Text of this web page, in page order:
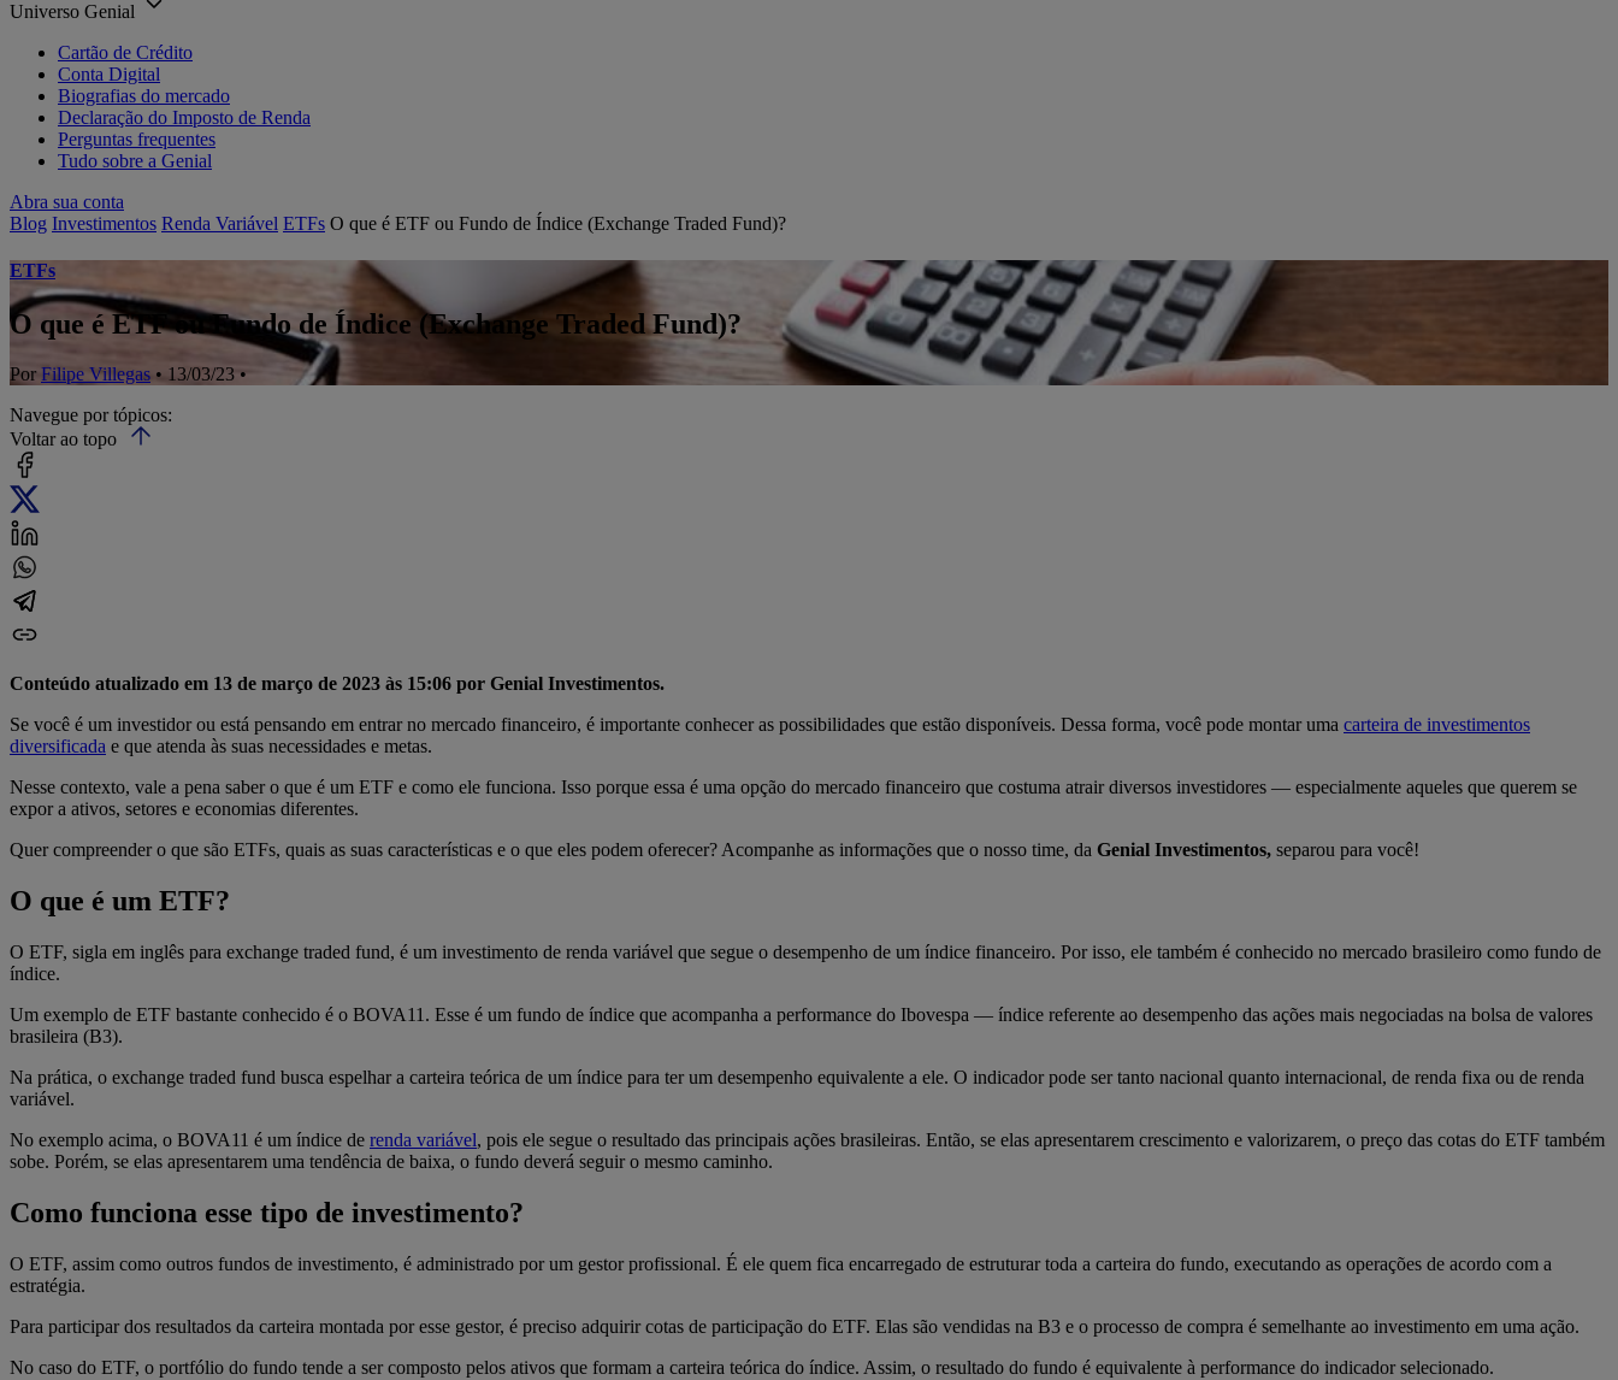
Universo Genial
Cartão de Crédito
Conta Digital
Biografias do mercado
Declaração do Imposto de Renda
Perguntas frequentes
Tudo sobre a Genial
Abra sua conta
Blog Investimentos Renda Variável ETFs O que é ETF ou Fundo de Índice (Exchange Traded Fund)?
ETFs
O que é ETF ou Fundo de Índice (Exchange Traded Fund)?
PorFilipe Villegas • 13/03/23 •
Navegue por tópicos:
Voltar ao topo
Conteúdo atualizado em 13 de março de 2023 às 15:06 por Genial Investimentos.
Se você é um investidor ou está pensando em entrar no mercado financeiro, é importante conhecer as possibilidades que estão disponíveis. Dessa forma, você pode montar uma carteira de investimentos
diversificada e que atenda às suas necessidades e metas.
Nesse contexto, vale a pena saber o que é um ETF e como ele funciona. Isso porque essa é uma opção do mercado financeiro que costuma atrair diversos investidores — especialmente aqueles que querem se
expor a ativos, setores e economias diferentes.
Quer compreender o que são ETFs, quais as suas características e o que eles podem oferecer? Acompanhe as informações que o nosso time, da Genial Investimentos, separou para você!
O que é um ETF?
O ETF, sigla em inglês para exchange traded fund, é um investimento de renda variável que segue o desempenho de um índice financeiro. Por isso, ele também é conhecido no mercado brasileiro como fundo de
índice.
Um exemplo de ETF bastante conhecido é o BOVA11. Esse é um fundo de índice que acompanha a performance do Ibovespa — índice referente ao desempenho das ações mais negociadas na bolsa de valores
brasileira (B3).
Na prática, o exchange traded fund busca espelhar a carteira teórica de um índice para ter um desempenho equivalente a ele. O indicador pode ser tanto nacional quanto internacional, de renda fixa ou de renda
variável.
No exemplo acima, o BOVA11 é um índice de renda variável, pois ele segue o resultado das principais ações brasileiras. Então, se elas apresentarem crescimento e valorizarem, o preço das cotas do ETF também
sobe. Porém, se elas apresentarem uma tendência de baixa, o fundo deverá seguir o mesmo caminho.
Como funciona esse tipo de investimento?
O ETF, assim como outros fundos de investimento, é administrado por um gestor profissional. É ele quem fica encarregado de estruturar toda a carteira do fundo, executando as operações de acordo com a
estratégia.
Para participar dos resultados da carteira montada por esse gestor, é preciso adquirir cotas de participação do ETF. Elas são vendidas na B3 e o processo de compra é semelhante ao investimento em uma ação.
No caso do ETF, o portfólio do fundo tende a ser composto pelos ativos que formam a carteira teórica do índice. Assim, o resultado do fundo é equivalente à performance do indicador selecionado.